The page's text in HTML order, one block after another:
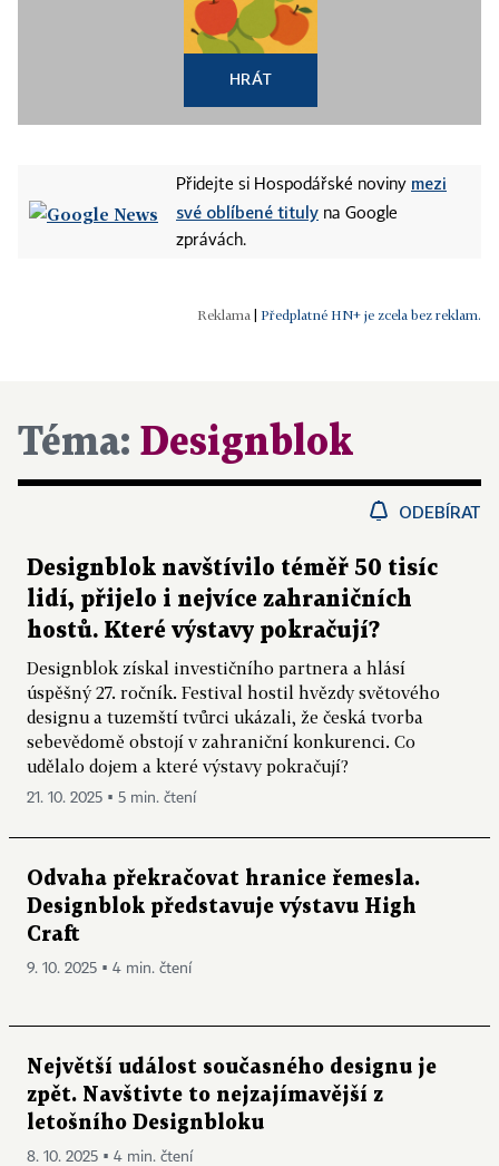
HRÁT
Přidejte si Hospodářské noviny mezi
své oblíbené tituly na Google
zprávách.
| Předplatné HN+ je zcela bez reklam.
Téma: Designblok
ODEBÍRAT
Designblok navštívilo téměř 50 tisíc
lidí, přijelo i nejvíce zahraničních
hostů. Které výstavy pokračují?
Designblok získal investičního partnera a hlásí
úspěšný 27. ročník. Festival hostil hvězdy světového
designu a tuzemští tvůrci ukázali, že česká tvorba
sebevědomě obstojí v zahraniční konkurenci. Co
udělalo dojem a které výstavy pokračují?
21. 10. 2025 ▪ 5 min. čtení
Odvaha překračovat hranice řemesla.
Designblok představuje výstavu High
Craft
9. 10. 2025 ▪ 4 min. čtení
Největší událost současného designu je
zpět. Navštivte to nejzajímavější z
letošního Designbloku
8. 10. 2025 ▪ 4 min. čtení